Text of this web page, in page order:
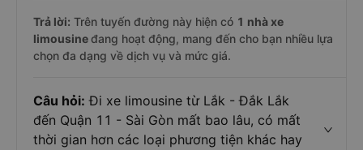
Trả lời: Trên tuyến đường này hiện có 1 nhà xe
limousineđang hoạt động, mang đến cho bạn nhiều lựa
chọn đa dạng về dịch vụ và mức giá.
Câu hỏi: Đi xe limousine từ Lắk - Đắk Lắk
đến Quận 11 - Sài Gòn mất bao lâu, có mất
thời gian hơn các loại phương tiện khác hay